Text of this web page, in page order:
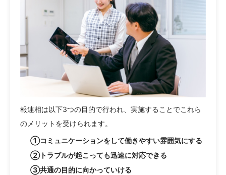
報連相は以下3つの目的で行われ、実施することでこれら
のメリットを受けられます。
①コミュニケーションをして働きやすい雰囲気にする
②トラブルが起こっても迅速に対応できる
③共通の目的に向かっていける